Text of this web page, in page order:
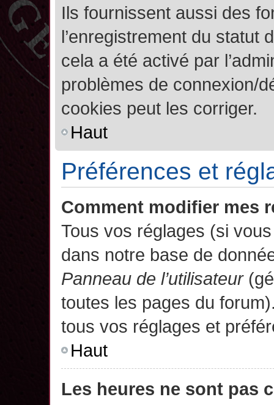
Ils fournissent aussi des
l’enregistrement du statut
cela a été activé par
problèmes de connexion/
cookies peut les corriger.
Haut
Préférences et
Comment modifier mes
Tous vos réglages (si
dans notre base de
Panneau de l’utilisateur
toutes les pages du
tous vos réglages et
Haut
Les heures ne sont pas